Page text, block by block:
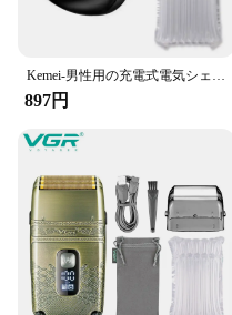
Kemei-男性用の充電式電気シェーバー,あごひげとあごひげ用の電気シェーバー,オリジナル
897円